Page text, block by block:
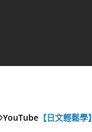
YouTube 【日文輕鬆學】